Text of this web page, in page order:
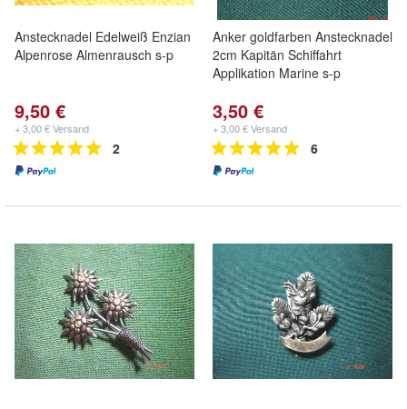
Anstecknadel Edelweiß Enzian
Alpenrose Almenrausch s-p
9,50 €
+ 3,00 € Versand
2
Anker goldfarben Anstecknadel
2cm Kapitän Schiffahrt
Applikation Marine s-p
3,50 €
+ 3,00 € Versand
6